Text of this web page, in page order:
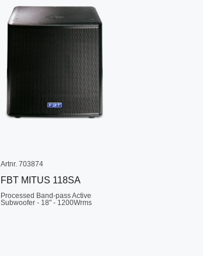
Artnr. 703874
FBT MITUS 118SA
Processed Band-pass Active
Subwoofer - 18" - 1200Wrms